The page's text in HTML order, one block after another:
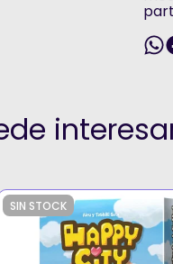
SIN STOCK